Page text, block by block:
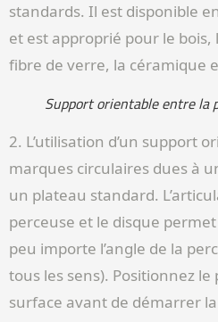
standards. Il est disponible
et est approprié pour le bois,
fibre de verre, la céramique
Support orientable entre la
2. L’utilisation d’un support
marques circulaires dues à
un plateau standard.
perceuse et le disque
peu importe l’angle de la
tous les sens). Positionnez
surface avant de démarrer